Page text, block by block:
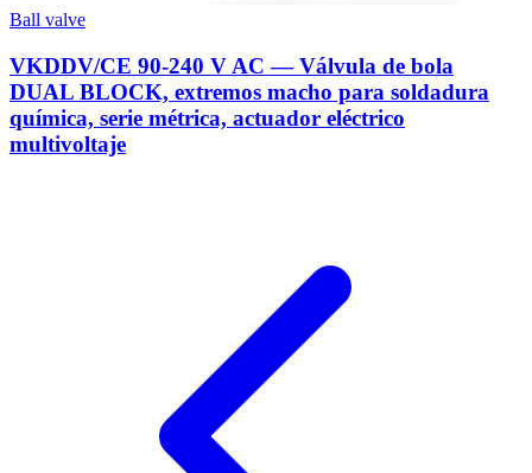
Ball valve
VKDDV/CE 90-240 V AC — Válvula de bola
DUAL BLOCK, extremos macho para soldadura
química, serie métrica, actuador eléctrico
multivoltaje